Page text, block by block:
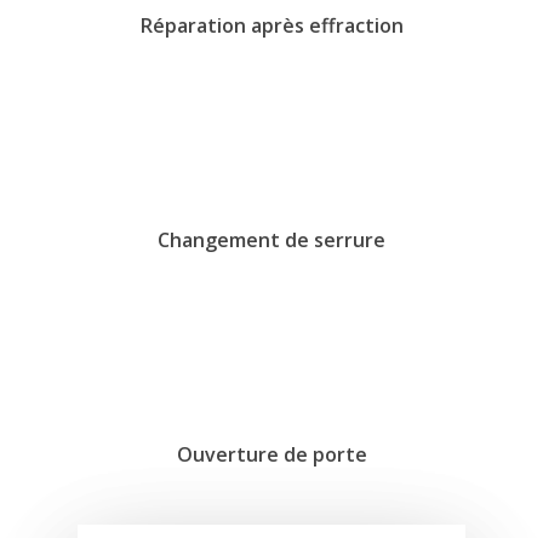
Réparation après effraction
Changement de serrure
Ouverture de porte